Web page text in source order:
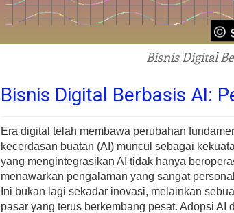
Bisnis Digital
Bisnis Digital Berbasis AI:
Era digital telah membawa perubahan
kecerdasan buatan (AI) muncul sebagai
yang mengintegrasikan AI tidak hanya
menawarkan pengalaman yang sangat
Ini bukan lagi sekadar inovasi, melainkan
pasar yang terus berkembang pesat. Adopsi AI